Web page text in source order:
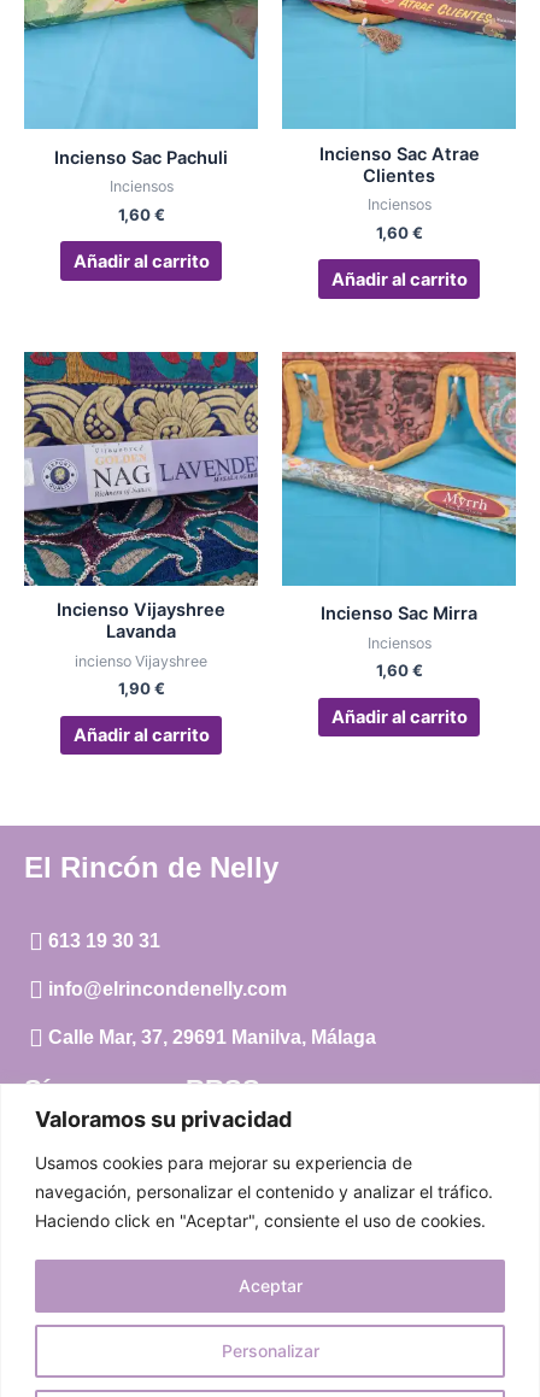
Valoramos su privacidad
Usamos cookies para mejorar su experiencia de
navegación, personalizar el contenido y analizar el tráfico.
Haciendo click en "Aceptar", consiente el uso de cookies.
Personalizar
Aceptar
Incienso Sac Pachuli
Inciensos
1,60€
Añadir al carrito
Incienso Sac Atrae
Clientes
Inciensos
1,60€
Añadir al carrito
Incienso Vijayshree
Lavanda
incienso Vijayshree
1,90€
Añadir al carrito
Incienso Sac Mirra
Inciensos
1,60€
Añadir al carrito
El Rincón de Nelly
613 19 30 31
info@elrincondenelly.com
Calle Mar, 37, 29691 Manilva, Málaga
Síguenos en RRSS
Facebook
Política de privacidad